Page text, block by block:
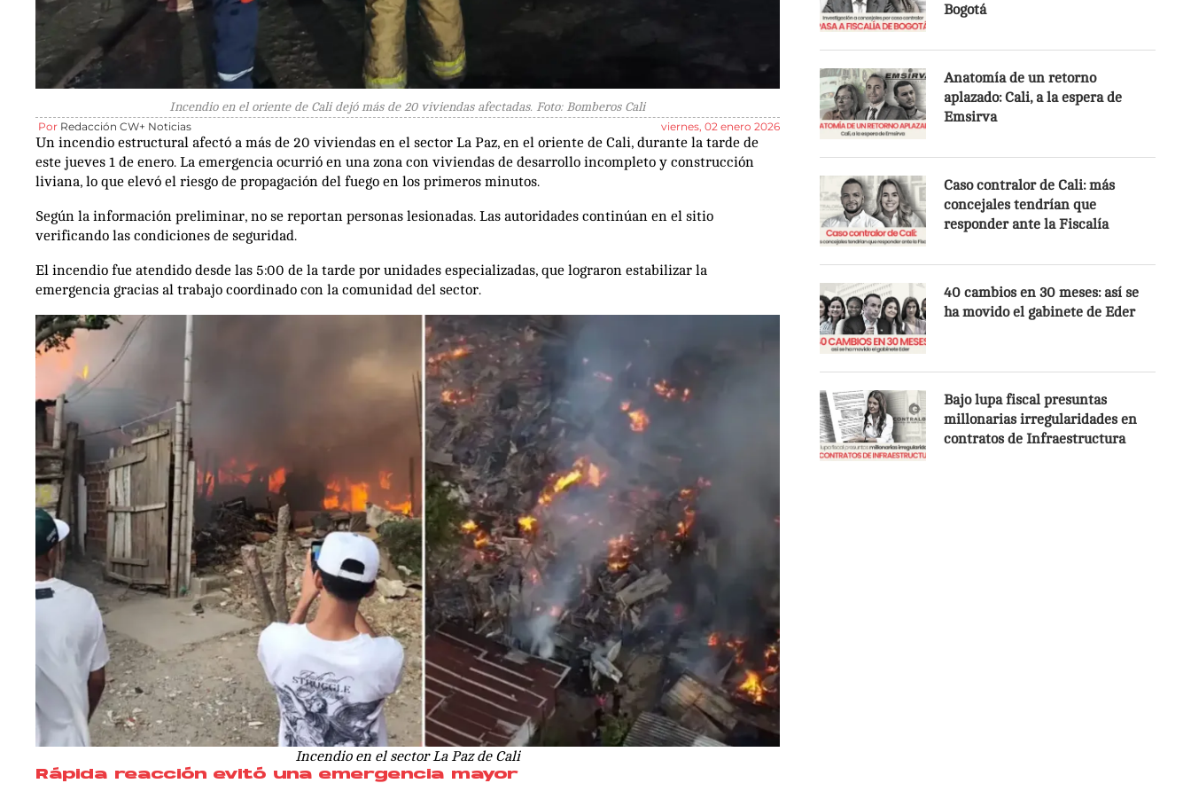
Incendio en el oriente de Cali dejó más de 20 viviendas afectadas. Foto: Bomberos Cali
Por Redacción CW+ Noticias viernes, 02 enero 2026
Un incendio estructural afectó a más de 20 viviendas en el sector La Paz, en el oriente de Cali, durante la tarde de
este jueves 1 de enero. La emergencia ocurrió en una zona con viviendas de desarrollo incompleto y construcción
liviana, lo que elevó el riesgo de propagación del fuego en los primeros minutos.
Según la información preliminar, no se reportan personas lesionadas. Las autoridades continúan en el sitio
verificando las condiciones de seguridad.
El incendio fue atendido desde las 5:00 de la tarde por unidades especializadas, que lograron estabilizar la
emergencia gracias al trabajo coordinado con la comunidad del sector.
Incendio en el sector La Paz de Cali
Rápida reacción evitó una emergencia mayor
Bogotá
Anatomía de un retorno
aplazado: Cali, a la espera de
Emsirva
Caso contralor de Cali: más
concejales tendrían que
responder ante la Fiscalía
40 cambios en 30 meses: así se
ha movido el gabinete de Eder
Bajo lupa fiscal presuntas
millonarias irregularidades en
contratos de Infraestructura